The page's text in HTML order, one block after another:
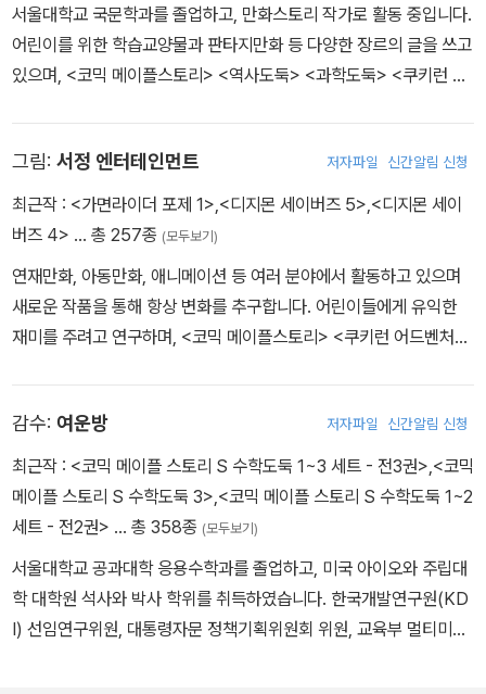
서울대학교 국문학과를 졸업하고, 만화스토리 작가로 활동 중입니다.
어린이를 위한 학습교양물과 판타지만화 등 다양한 장르의 글을 쓰고
있으며, <코믹 메이플스토리> <역사도둑> <과학도둑> <쿠키런 어
그림: 서정 엔터테인먼트 저자파일 신간알림 신청
최근작 : <가면라이더 포제 1>,<디지몬 세이버즈 5>,<디지몬 세이
버즈 4> … 총 257종 (모두보기)
연재만화, 아동만화, 애니메이션 등 여러 분야에서 활동하고 있으며
새로운 작품을 통해 항상 변화를 추구합니다. 어린이들에게 유익한
재미를 주려고 연구하며, <코믹 메이플스토리> <쿠키런 어드벤처>
감수: 여운방 저자파일 신간알림 신청
최근작 : <코믹 메이플 스토리 S 수학도둑 1~3 세트 - 전3권>,<코믹
메이플 스토리 S 수학도둑 3>,<코믹 메이플 스토리 S 수학도둑 1~2
세트 - 전2권> … 총 358종 (모두보기)
서울대학교 공과대학 응용수학과를 졸업하고, 미국 아이오와 주립대
학 대학원 석사와 박사 학위를 취득하였습니다. 한국개발연구원(KD
I) 선임연구위원, 대통령자문 정책기획위원회 위원, 교육부 멀티미디